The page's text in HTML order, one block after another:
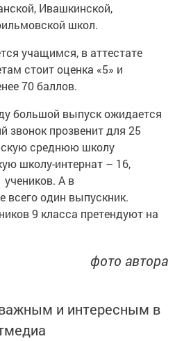
Ивашкинской,
школ.
учащимся, в аттестате
стоит оценка «5» и
70 баллов.
большой выпуск ожидается
звонок прозвенит для 25
среднюю школу
школу-интернат – 16,
А в
один выпускник.
9 класса претендуют на
фото автора
и интересным в